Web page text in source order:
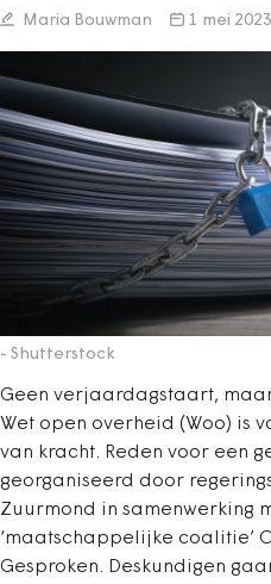
Maria Bouwman 1 mei 2023
- Shutterstock
Geen verjaardagstaart,
Wet open overheid (Woo) is
van kracht. Reden voor een
georganiseerd door
Zuurmond in samenwerking
‘maatschappelijke coalitie’
Gesproken. Deskundigen